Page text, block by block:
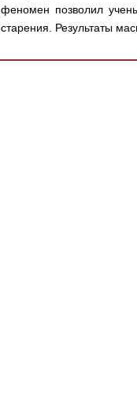
феномен позволил
старения. Результаты